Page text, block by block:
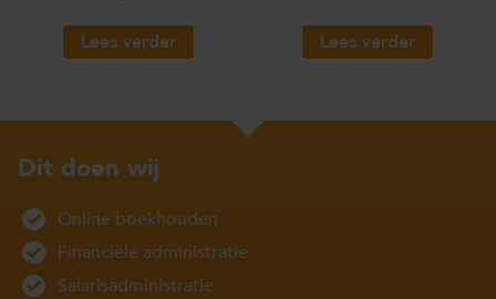
Lees verder Lees verder
Dit doen wij
Online boekhouden
Financiële administratie
Salarisadministratie